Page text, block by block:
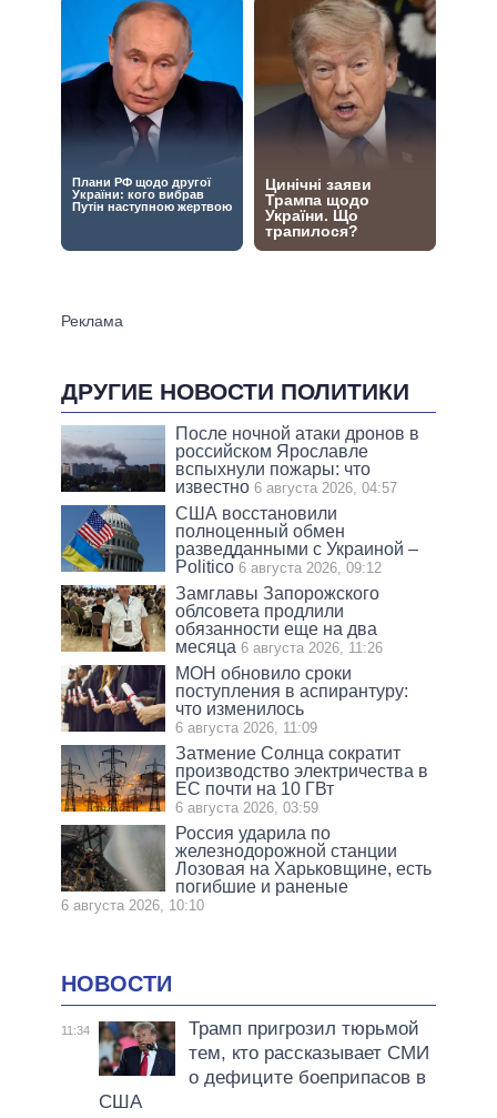
ДРУГИЕ НОВОСТИ ПОЛИТИКИ
После ночной атаки дронов в
российском Ярославле
вспыхнули пожары: что
известно 6 августа 2026, 04:57
США восстановили
полноценный обмен
разведданными с Украиной –
Politico 6 августа 2026, 09:12
Замглавы Запорожского
облсовета продлили
обязанности еще на два
месяца 6 августа 2026, 11:26
МОН обновило сроки
поступления в аспирантуру:
что изменилось
6 августа 2026, 11:09
Затмение Солнца сократит
производство электричества в
ЕС почти на 10 ГВт
6 августа 2026, 03:59
Россия ударила по
железнодорожной станции
Лозовая на Харьковщине, есть
погибшие и раненые
6 августа 2026, 10:10
НОВОСТИ
11:34
Трамп пригрозил тюрьмой
тем, кто рассказывает СМИ
о дефиците боеприпасов в
США